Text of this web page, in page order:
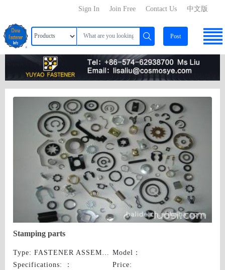
中文版
Contact Us
Join Free
Sign In
Post
Stamping parts
Type: FASTENER ASSEMBLIES Model ：
Specifications:
： Price: